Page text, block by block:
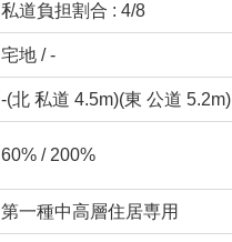
私道負担割合 : 4/8
宅地 / -
-(北 私道 4.5m)(東 公道 5.2m)
60% / 200%
第一種中高層住居専用